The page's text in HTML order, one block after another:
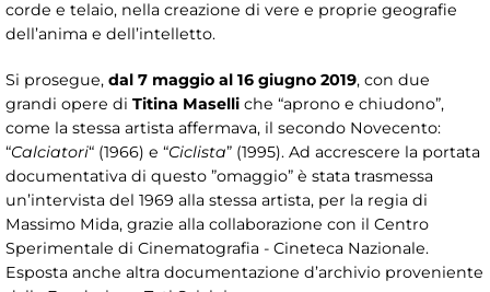
corde e telaio, nella creazione di vere e proprie geografie
dell’anima e dell’intelletto.
Si prosegue, dal 7 maggio al 16 giugno 2019, con due
grandi opere di Titina Maselli che “aprono e chiudono”,
come la stessa artista affermava, il secondo Novecento:
“Calciatori“ (1966) e “Ciclista” (1995). Ad accrescere la portata
documentativa di questo ”omaggio” è stata trasmessa
un’intervista del 1969 alla stessa artista, per la regia di
Massimo Mida, grazie alla collaborazione con il Centro
Sperimentale di Cinematografia - Cineteca Nazionale.
Esposta anche altra documentazione d’archivio proveniente